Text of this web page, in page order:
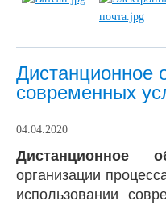
Дистанционное
современных
04.04.2020
Дистанционное
организации
использовании